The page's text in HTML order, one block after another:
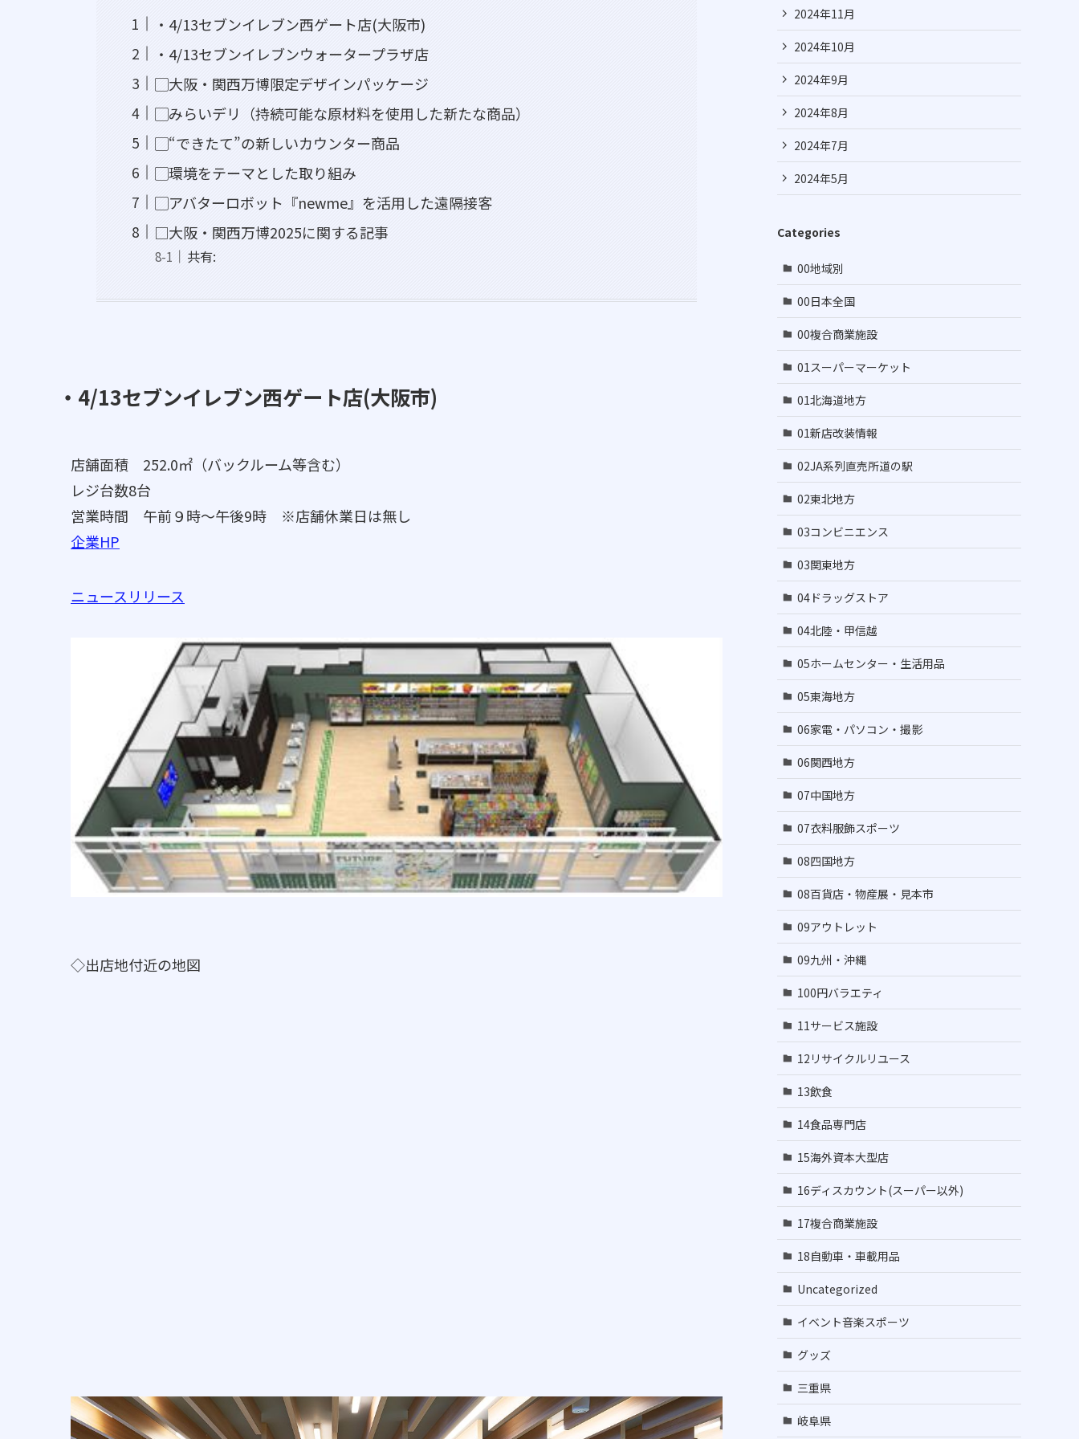
・4/13セブンイレブン西ゲート店(大阪市)
・4/13セブンイレブンウォータープラザ店
▢大阪・関西万博限定デザインパッケージ
▢みらいデリ（持続可能な原材料を使用した新たな商品）
▢“できたて”の新しいカウンター商品
▢環境をテーマとした取り組み
▢アバターロボット『newme』を活用した遠隔接客
□大阪・関西万博2025に関する記事
共有:
・4/13セブンイレブン西ゲート店(大阪市)
店舗面積 252.0㎡（バックルーム等含む）
レジ台数8台
営業時間 午前９時～午後9時 ※店舗休業日は無し
企業HP
ニュースリリース
◇出店地付近の地図
2024年11月
2024年10月
2024年9月
2024年8月
2024年7月
2024年5月
Categories
00地域別
00日本全国
00複合商業施設
01スーパーマーケット
01北海道地方
01新店改装情報
02JA系列直売所道の駅
02東北地方
03コンビニエンス
03関東地方
04ドラッグストア
04北陸・甲信越
05ホームセンター・生活用品
05東海地方
06家電・パソコン・撮影
06関西地方
07中国地方
07衣料服飾スポーツ
08四国地方
08百貨店・物産展・見本市
09アウトレット
09九州・沖縄
100円バラエティ
11サービス施設
12リサイクルリユース
13飲食
14食品専門店
15海外資本大型店
16ディスカウント(スーパー以外)
17複合商業施設
18自動車・車載用品
Uncategorized
イベント音楽スポーツ
グッズ
三重県
岐阜県